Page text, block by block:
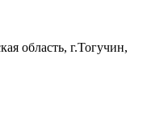
область, г.Тогучин,